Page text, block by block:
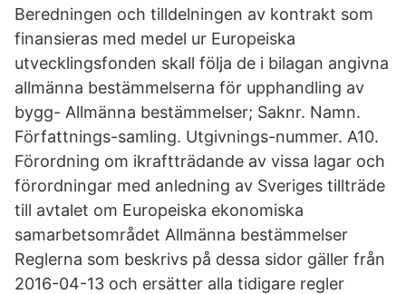
Beredningen och tilldelningen av kontrakt som
finansieras med medel ur Europeiska
utvecklingsfonden skall följa de i bilagan angivna
allmänna bestämmelserna för upphandling av
bygg- Allmänna bestämmelser; Saknr. Namn.
Författnings-samling. Utgivnings-nummer. A10.
Förordning om ikraftträdande av vissa lagar och
förordningar med anledning av Sveriges tillträde
till avtalet om Europeiska ekonomiska
samarbetsområdet Allmänna bestämmelser
Reglerna som beskrivs på dessa sidor gäller från
2016-04-13 och ersätter alla tidigare regler